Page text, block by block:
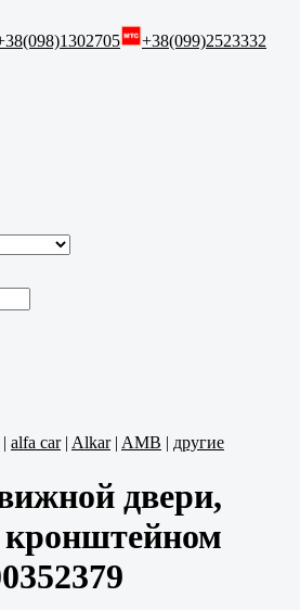
+38(099)2523332
| alfa car| Alkar| AMB | другие
двери,
кронштейном